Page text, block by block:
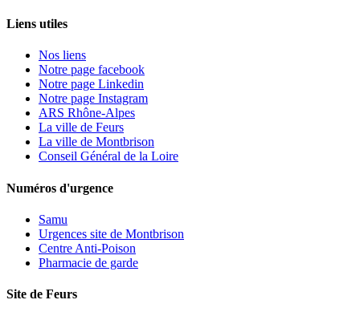
Liens utiles
Nos liens
Notre page facebook
Notre page Linkedin
Notre page Instagram
ARS Rhône-Alpes
La ville de Feurs
La ville de Montbrison
Conseil Général de la Loire
Numéros d'urgence
Samu
Urgences site de Montbrison
Centre Anti-Poison
Pharmacie de garde
Site de Feurs